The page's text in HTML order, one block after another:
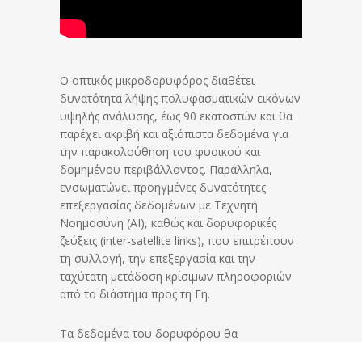
Ο οπτικός μικροδορυφόρος διαθέτει
δυνατότητα λήψης πολυφασματικών εικόνων
υψηλής ανάλυσης, έως 90 εκατοστών και θα
παρέχει ακριβή και αξιόπιστα δεδομένα για
την παρακολούθηση του φυσικού και
δομημένου περιβάλλοντος. Παράλληλα,
ενσωματώνει προηγμένες δυνατότητες
επεξεργασίας δεδομένων με Τεχνητή
Νοημοσύνη (AI), καθώς και δορυφορικές
ζεύξεις (inter-satellite links), που επιτρέπουν
τη συλλογή, την επεξεργασία και την
ταχύτατη μετάδοση κρίσιμων πληροφοριών
από το διάστημα προς τη Γη.
Τα δεδομένα του δορυφόρου θα